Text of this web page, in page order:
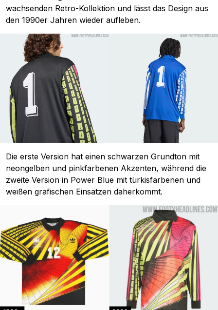
wachsenden Retro-Kollektion und lässt das Design aus
den 1990er Jahren wieder aufleben.
Die erste Version hat einen schwarzen Grundton mit
neongelben und pinkfarbenen Akzenten, während die
zweite Version in Power Blue mit türkisfarbenen und
weißen grafischen Einsätzen daherkommt.